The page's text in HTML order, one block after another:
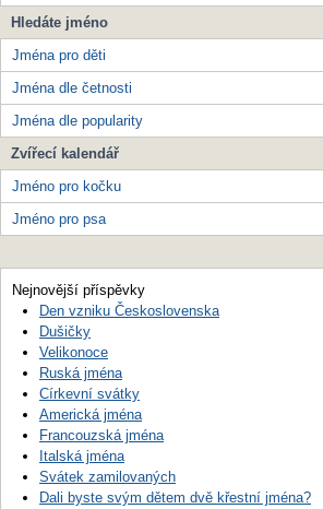
Hledáte jméno
Jména pro děti
Jména dle četnosti
Jména dle popularity
Zvířecí kalendář
Jméno pro kočku
Jméno pro psa
Nejnovější příspěvky
Den vzniku Československa
Dušičky
Velikonoce
Ruská jména
Církevní svátky
Americká jména
Francouzská jména
Italská jména
Svátek zamilovaných
Dali byste svým dětem dvě křestní jména?